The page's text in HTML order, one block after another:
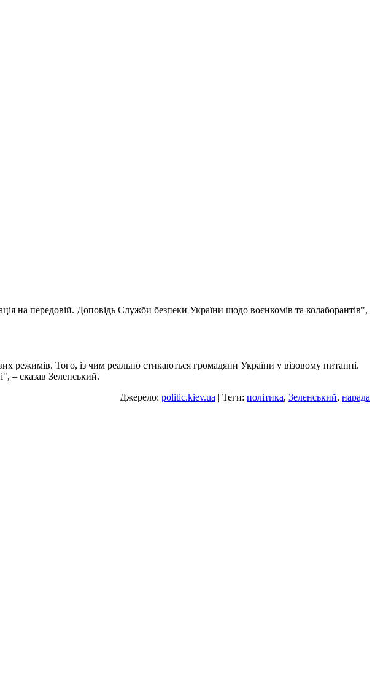
на передовій. Доповідь Служби безпеки України щодо воєнкомів та колаборантів",
режимів. Того, із чим реально стикаються громадяни України у візовому питанні.
– сказав Зеленський.
Джерело: politic.kiev.ua | Теги: політика, Зеленський, нарада